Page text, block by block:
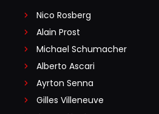
beter is dan vorig jaar, maar als
verbetering heeft wordt het
hoop dan dat Bottas ook eens het
Nico Rosberg
Alain Prost
Michael Schumacher
Alberto Ascari
Ayrton Senna
Gilles Villeneuve